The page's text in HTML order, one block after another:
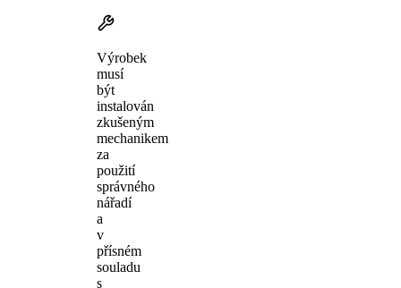
Výrobek
musí
být
instalován
zkušeným
mechanikem
za
použití
správného
nářadí
a
v
přísném
souladu
s